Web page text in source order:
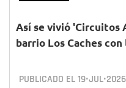
Así se vivió 'Circuitos
barrio Los Caches con
PUBLICADO EL19•JUL•2026